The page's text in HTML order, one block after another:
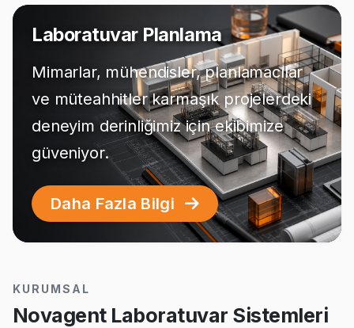
Laboratuvar Planlama
Mimarlar, mühendisler, planlamacılar
ve müteahhitler karmaşık projelerdeki
deneyim derinliğimiz için ekibimize
güveniyor.
Daha Fazla Bilgi
KURUMSAL
Novagent Laboratuvar Sistemleri